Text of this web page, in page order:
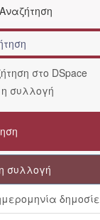
Αναζήτηση
στο DSpace
συλλογή
συλλογή